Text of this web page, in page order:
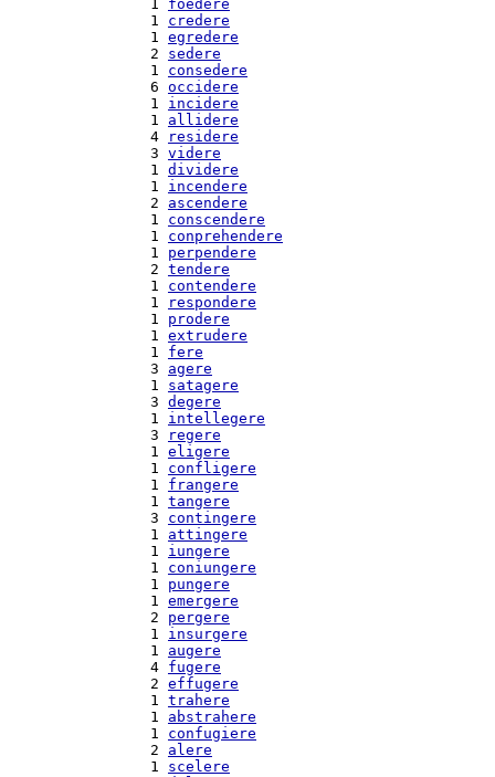
  1
foedere
  1
credere
  1
egredere
  2
sedere
  1
consedere
  6
occidere
  1
incidere
  1
allidere
  4
residere
  3
videre
  1
dividere
  1
incendere
  2
ascendere
  1
conscendere
  1
conprehendere
  1
perpendere
  2
tendere
  1
contendere
  1
respondere
  1
prodere
  1
extrudere
  1
fere
  3
agere
  1
satagere
  3
degere
  1
intellegere
  3
regere
  1
eligere
  1
confligere
  1
frangere
  1
tangere
  3
contingere
  1
attingere
  1
iungere
  1
coniungere
  1
pungere
  1
emergere
  2
pergere
  1
insurgere
  1
augere
  4
fugere
  2
effugere
  1
trahere
  1
abstrahere
  1
confugiere
  2
alere
  1
scelere